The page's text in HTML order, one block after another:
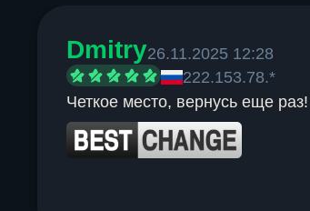
Dmitry26.11.2025 12:28
222.153.78.*
Четкое место, вернусь еще раз!